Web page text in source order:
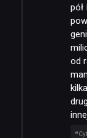
od